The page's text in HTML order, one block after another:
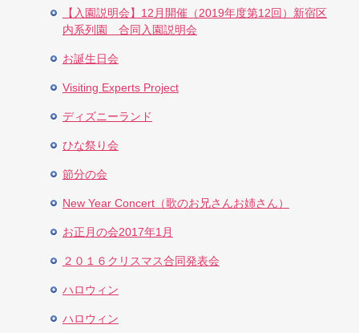
【入園説明会】12月開催（2019年度第12回）新宿区
内系列園 合同入園説明会
お誕生日会
Visiting Experts Project
ディズニーランド
ひな祭り会
節分の会
New Year Concert（歌のお兄さんお姉さん）
お正月の会2017年1月
２０１６クリスマス合同発表会
ハロウィン
ハロウィン